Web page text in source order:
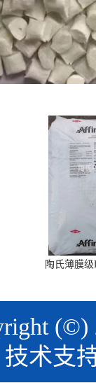
陶氏薄膜级
技术支